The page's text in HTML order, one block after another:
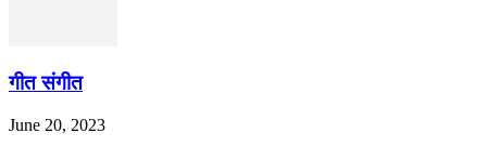
गीत संगीत
June 20, 2023